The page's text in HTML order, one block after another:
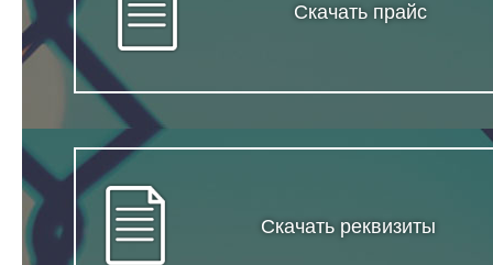
Скачать прайс
Скачать реквизиты